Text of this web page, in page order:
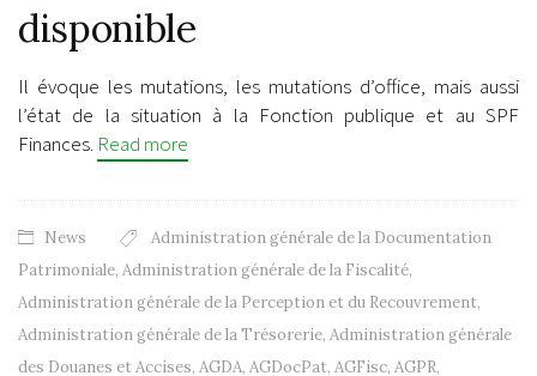
disponible
Il évoque les mutations, les mutations d’office, mais aussi
l’état de la situation à la Fonction publique et au SPF
Finances. Read more
News
Administration générale de la Documentation
Patrimoniale, Administration générale de la Fiscalité,
Administration générale de la Perception et du Recouvrement,
Administration générale de la Trésorerie, Administration générale
des Douanes et Accises, AGDA, AGDocPat, AGFisc, AGPR,